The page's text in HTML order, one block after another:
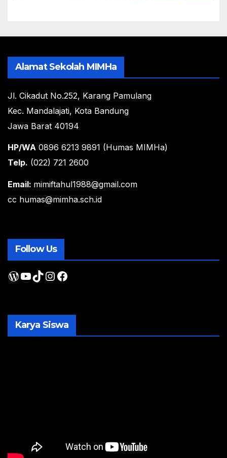
Alamat Sekolah MIMHa
Jl. Cikadut No.252, Karang Pamulang
Kec. Mandalajati, Kota Bandung
Jawa Barat 40194
HP/WA 0896 6213 9891 (Humas MIMHa)
Telp. (022) 721 2600
Email: mimiftahul1988@gmail.com
cc humas@mimha.sch.id
Follow Us
WordPress
YouTube
TikTok
Instagram
Facebook
Karya Siswa